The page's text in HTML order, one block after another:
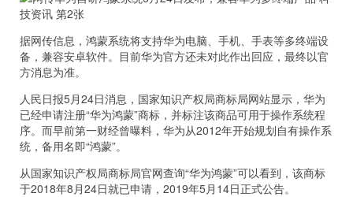
据网传信息，鸿蒙系统将支持华为电脑、手机、手表等多终端设
备，兼容安卓软件。目前华为官方还未对此作出回应，最终以官
方消息为准。
人民日报5月24日消息，国家知识产权局商标局网站显示，华为
已经申请注册“华为鸿蒙”商标，并标注该商品可用于操作系统程
序。而早前第一财经曾曝料，华为从2012年开始规划自有操作系
统，备用名即“鸿蒙”。
从国家知识产权局商标局官网查询“华为鸿蒙”可以看到，该商标
于2018年8月24日就已申请，2019年5月14日正式公告。